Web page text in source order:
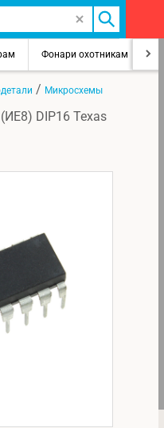
Фонари охотникам
/ Микросхемы
DIP16 Texas